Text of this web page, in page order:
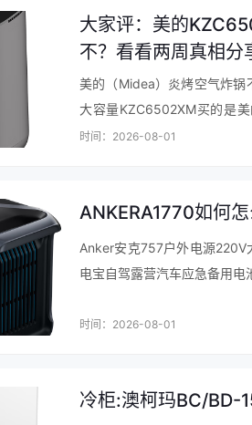
大家评：美的
不？看看两周真相分
美的（Midea）炎烤空气炸锅
大容量KZC6502XM买的是
身，金黄色的旋钮和手柄，
时间：2026-08-01
ANKERA1770如何
Anker安克757户外电源220V
电宝自驾露营汽车应急备用
时间：2026-08-01
冷柜:澳柯玛BC/BD-